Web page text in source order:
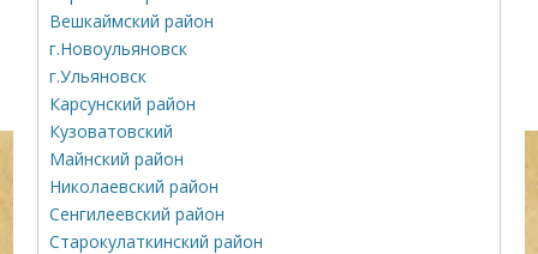
Вешкаймский район
г.Новоульяновск
г.Ульяновск
Карсунский район
Кузоватовский
Майнский район
Николаевский район
Сенгилеевский район
Старокулаткинский район